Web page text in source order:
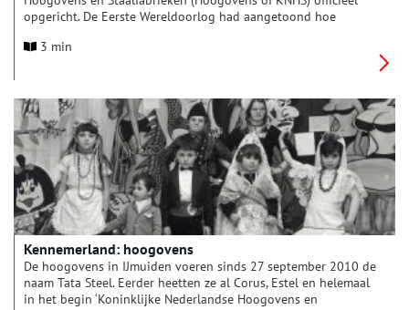
opgericht. De Eerste Wereldoorlog had aangetoond hoe
leidde bij de ingenieurs H.J.E. Wenckebach en J.C. Ankersmit tot
particuliere ondernemers achter hun plannen te scharen en op
22 januari 1924 werden de Hoogovens geopend.
3 min
Kennemerland: hoogovens
De hoogovens in IJmuiden voeren sinds 27 september 2010 de
naam Tata Steel. Eerder heetten ze al Corus, Estel en helemaal
in het begin ‘Koninklijke Nederlandse Hoogovens en